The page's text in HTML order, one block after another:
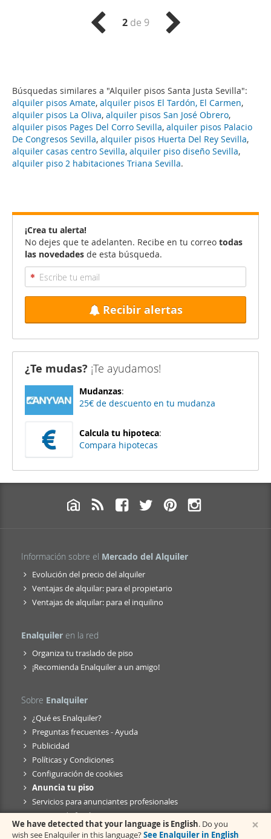
Búsquedas similares a "Alquiler pisos Santa Justa Sevilla":
alquiler pisos Amate, alquiler pisos El Tardón, El Carmen,
alquiler pisos La Oliva, alquiler pisos San José Obrero,
alquiler pisos Pages Del Corro Sevilla, alquiler pisos Palacio
De Congresos Sevilla, alquiler pisos Huerta Del Rey Sevilla,
alquiler casas centro Sevilla, alquiler piso diseño Sevilla,
alquiler piso 2 habitaciones Triana Sevilla.
2de 9
¡Crea tu alerta!
No dejes que te adelanten. Recibe en tu correo todas
las novedades de esta búsqueda.
Recibir alertas
¿Te mudas? ¡Te ayudamos!
Mudanzas:
25€ de descuento en tu mudanza
Calcula tu hipoteca:
Compara hipotecas
Información sobre el Mercado del Alquiler
Evolución del precio del alquiler
Ventajas de alquilar: para el propietario
Ventajas de alquilar: para el inquilino
Enalquiler en la red
Organiza tu traslado de piso
¡Recomienda Enalquiler a un amigo!
Sobre Enalquiler
¿Qué es Enalquiler?
Preguntas frecuentes - Ayuda
Publicidad
Políticas y Condiciones
Configuración de cookies
Anuncia tu piso
Servicios para anunciantes profesionales
Anuncio de fusión
×
We have detected that your language is English. Do you
wish see Enalquiler in this language?See Enalquiler in English